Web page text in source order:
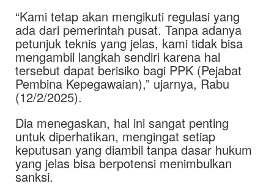
“Kami tetap akan mengikuti regulasi yang
ada dari pemerintah pusat. Tanpa adanya
petunjuk teknis yang jelas, kami tidak bisa
mengambil langkah sendiri karena hal
tersebut dapat berisiko bagi PPK (Pejabat
Pembina Kepegawaian),” ujarnya, Rabu
(12/2/2025).
Dia menegaskan, hal ini sangat penting
untuk diperhatikan, mengingat setiap
keputusan yang diambil tanpa dasar hukum
yang jelas bisa berpotensi menimbulkan
sanksi.